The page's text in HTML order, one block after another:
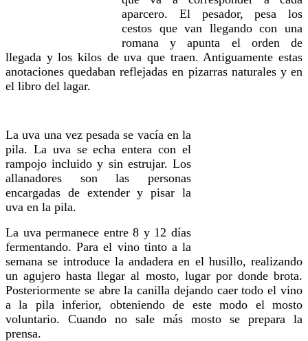
aparcero. El pesador, pesa los
cestos que van llegando con una
romana y apunta el orden de
llegada y los kilos de uva que traen. Antiguamente estas
anotaciones quedaban reflejadas en pizarras naturales y en
el libro del lagar.
La uva una vez pesada se vacía en la
pila. La uva se echa entera con el
rampojo incluido y sin estrujar. Los
allanadores son las personas
encargadas de extender y pisar la
uva en la pila.
La uva permanece entre 8 y 12 días
fermentando. Para el vino tinto a la
semana se introduce la andadera en el husillo, realizando
un agujero hasta llegar al mosto, lugar por donde brota.
Posteriormente se abre la canilla dejando caer todo el vino
a la pila inferior, obteniendo de este modo el mosto
voluntario. Cuando no sale más mosto se prepara la
prensa.